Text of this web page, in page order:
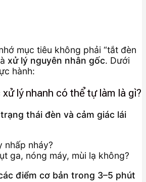
mục tiêu không phải “tắt đèn
xử lý nguyên nhân gốc. Dưới
hành:
lý nhanh có thể tự làm là gì?
thái đèn và cảm giác lái
nhấp nháy?
ga, nóng máy, mùi lạ không?
điểm cơ bản trong 3–5 phút